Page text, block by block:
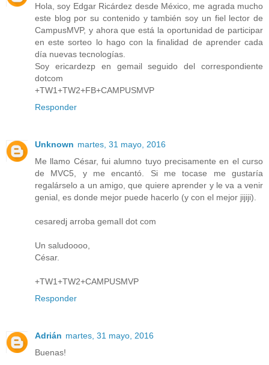
Hola, soy Edgar Ricárdez desde México, me agrada mucho
este blog por su contenido y también soy un fiel lector de
CampusMVP, y ahora que está la oportunidad de participar
en este sorteo lo hago con la finalidad de aprender cada
día nuevas tecnologías.
Soy ericardezp en gemail seguido del correspondiente
dotcom
+TW1+TW2+FB+CAMPUSMVP
Responder
Unknown martes, 31 mayo, 2016
Me llamo César, fui alumno tuyo precisamente en el curso
de MVC5, y me encantó. Si me tocase me gustaría
regalárselo a un amigo, que quiere aprender y le va a venir
genial, es donde mejor puede hacerlo (y con el mejor jijiji).
cesaredj arroba gemaIl dot com
Un saludoooo,
César.
+TW1+TW2+CAMPUSMVP
Responder
Adrián martes, 31 mayo, 2016
Buenas!